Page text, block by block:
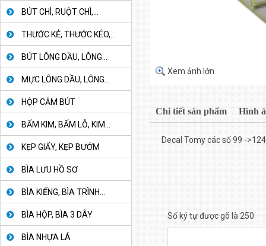
BÚT CHÌ, RUỘT CHÌ,...
THƯỚC KẺ, THƯỚC KÉO,...
BÚT LÔNG DẦU, LÔNG...
MỰC LÔNG DẦU, LÔNG...
HỘP CẮM BÚT
BẤM KIM, BẤM LỖ, KIM...
KẸP GIẤY, KẸP BƯỚM
BÌA LƯU HỒ SƠ
BÌA KIẾNG, BÌA TRÌNH...
BÌA HỘP, BÌA 3 DÂY
BÌA NHỰA LÁ
Xem ảnh lớn
Chi tiết sản phẩm Hình
Decal Tomy các số 99 ->124
Số ký tự được gõ là 250